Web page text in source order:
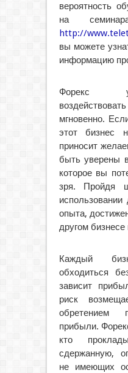
вероятность
на
http://
вы можете
информацию
Форекс
мгновенно.
этот
приносит
быть уверены
которое вы
зря. Пройдя
опыта,
другом
Каждый
обходиться
зависит
риск
обретением
прибыли.
кто
сдержанную,
не имеющих